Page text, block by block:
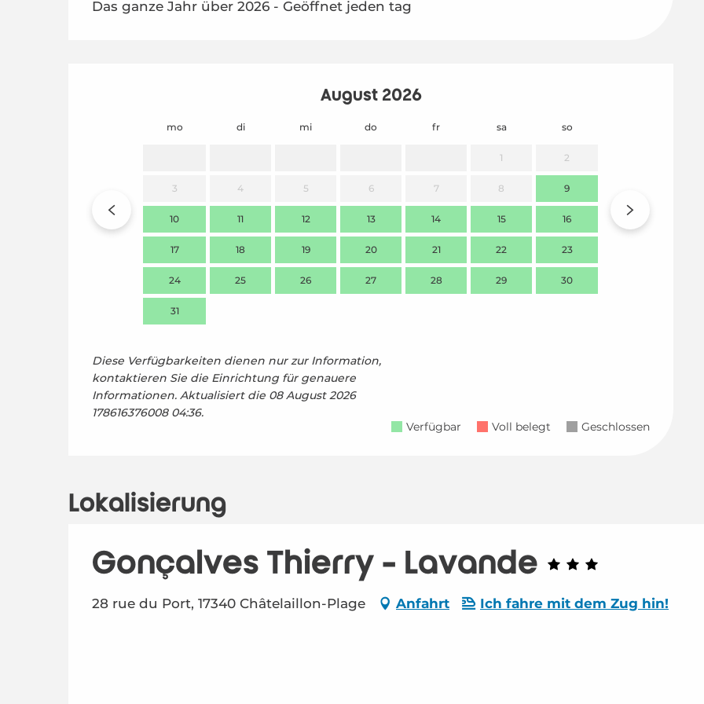
Das ganze Jahr über 2026 - Geöffnet jeden tag
August 2026
mo di mi do fr sa so
1 2
3 4 5 6 7 8 9
10 11 12 13 14 15 16
17 18 19 20 21 22 23
24 25 26 27 28 29 30
31
Diese Verfügbarkeiten dienen nur zur Information,
kontaktieren Sie die Einrichtung für genauere
Informationen.Aktualisiert die 08 August 2026
178616376008 04:36.
Verfügbar
Voll belegt Geschlossen
Lokalisierung
Gonçalves Thierry - Lavande
28 rue du Port, 17340 Châtelaillon-Plage Anfahrt Ich fahre mit dem Zug hin!